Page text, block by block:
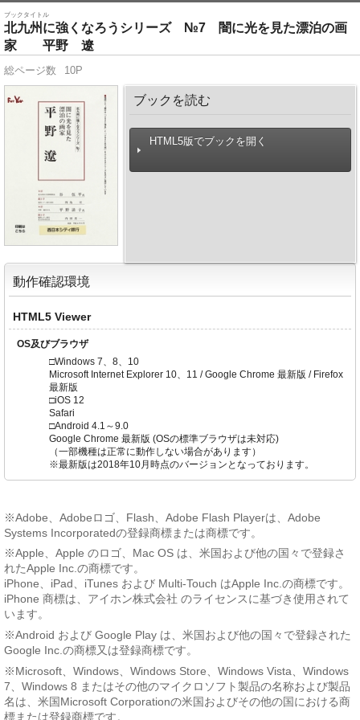
ブックタイトル
北九州に強くなろうシリーズ №7 闇に光を見た漂泊の画
家 平野 遼
総ページ数 10P
ブックを読む
HTML5版でブックを開く
動作確認環境
HTML5 Viewer
OS及びブラウザ
□Windows 7、8、10
Microsoft Internet Explorer 10、11 / Google Chrome 最新版 / Firefox
最新版
□iOS 12
Safari
□Android 4.1～9.0
Google Chrome 最新版 (OSの標準ブラウザは未対応)
（一部機種は正常に動作しない場合があります）
※最新版は2018年10月時点のバージョンとなっております。
※Adobe、Adobeロゴ、Flash、Adobe Flash Playerは、Adobe
Systems Incorporatedの登録商標または商標です。
※Apple、Apple のロゴ、Mac OS は、米国および他の国々で登録さ
れたApple Inc.の商標です。
iPhone、iPad、iTunes および Multi-Touch はApple Inc.の商標です。
iPhone 商標は、アイホン株式会社 のライセンスに基づき使用されて
います。
※Android および Google Play は、米国および他の国々で登録された
Google Inc.の商標又は登録商標です。
※Microsoft、Windows、Windows Store、Windows Vista、Windows
7、Windows 8 またはその他のマイクロソフト製品の名称および製品
名は、米国Microsoft Corporationの米国およびその他の国における商
標または登録商標です。